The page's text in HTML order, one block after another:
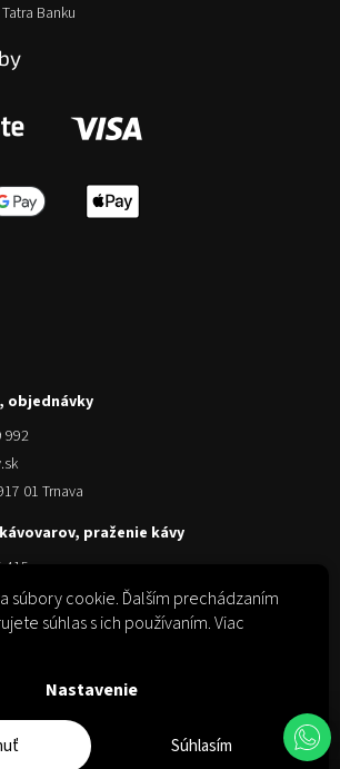
súbory cookie. Ďalším prechádzaním
súhlas s ich používaním. Viac
Nastavenie
Súhlasím
Banku
objednávky
992
01 Trnava
praženie kávy
415
01 Trnava